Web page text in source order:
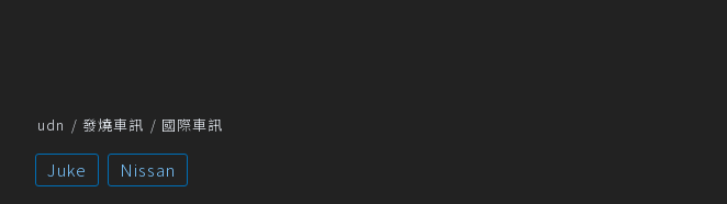
udn 發燒車訊 國際車訊
Juke Nissan